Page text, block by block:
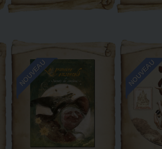
NOUVEAU NOUVEAU